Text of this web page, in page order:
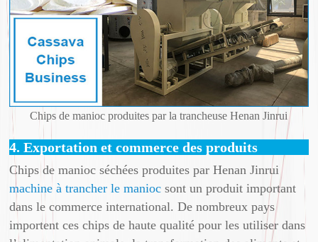
Chips de manioc produites par la trancheuse Henan Jinrui
4. Exportation et commerce des produits
Chips de manioc séchées produites par Henan Jinrui
machine à trancher le manioc sont un produit important
dans le commerce international. De nombreux pays
importent ces chips de haute qualité pour les utiliser dans